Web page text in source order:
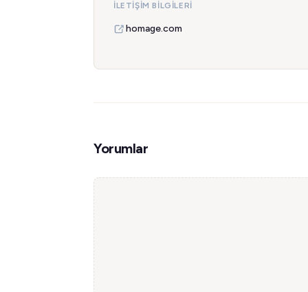
İLETIŞIM BILGILERI
homage.com
Yorumlar